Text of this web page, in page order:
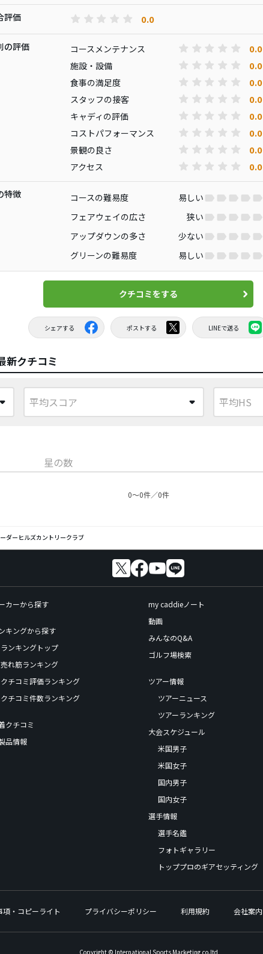
評価 0.0
の評価 コースメンテナンス 0.0
施設・設備 0.0
食事の満足度 0.0
スタッフの接客 0.0
キャディの評価 0.0
コストパフォーマンス 0.0
景観の良さ 0.0
アクセス 0.0
特徴 コースの難易度 易しい
フェアウェイの広さ
狭い
アップダウンの多さ
少ない
グリーンの難易度
易しい
クチコミをする
シェアする ポストする LINEで送る
新クチコミ
星の数
0〜0件／0件
ダーヒルズカントリークラブ
カーから探す
キングから探す
ランキングトップ
売れ筋ランキング
クチコミ評価ランキング
クチコミ件数ランキング
クチコミ
品情報
my caddieノート
動画
みんなのQ&A
ゴルフ場検索
ツアー情報
ツアーニュース
ツアーランキング
大会スケジュール
米国男子
米国女子
国内男子
国内女子
選手情報
選手名鑑
フォトギャラリー
トッププロのギアセッティング
項・コピーライト プライバシーポリシー 利用規約 会社案内
Copyright © International Sports Marketing,co.ltd